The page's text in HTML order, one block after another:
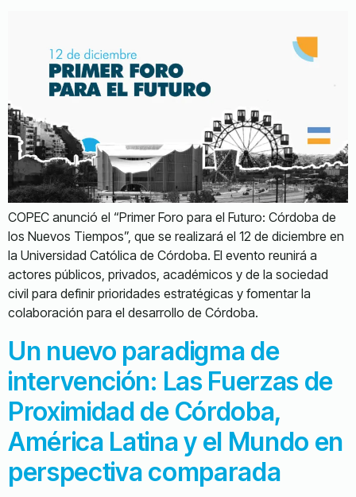
COPEC anunció el “Primer Foro para el Futuro: Córdoba de
los Nuevos Tiempos”, que se realizará el 12 de diciembre en
la Universidad Católica de Córdoba. El evento reunirá a
actores públicos, privados, académicos y de la sociedad
civil para definir prioridades estratégicas y fomentar la
colaboración para el desarrollo de Córdoba.
Un nuevo paradigma de
intervención: Las Fuerzas de
Proximidad de Córdoba,
América Latina y el Mundo en
perspectiva comparada